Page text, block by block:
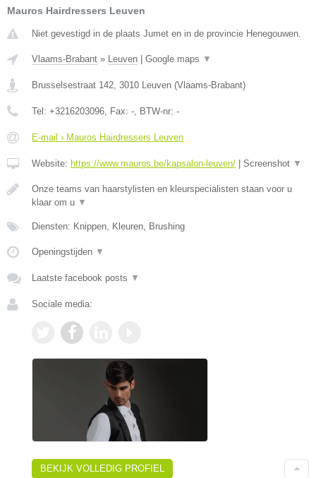
Mauros Hairdressers Leuven
Niet gevestigd in de plaats Jumet en in de provincie Henegouwen.
Vlaams-Brabant » Leuven | Google maps ▼
Brusselsestraat 142 3010 Leuven (Vlaams-Brabant)
Tel: +3216203096 , Fax: - , BTW-nr: -
E-mail › Mauros Hairdressers Leuven
Website: https://www.mauros.be/kapsalon-leuven/ | Screenshot ▼
Onze teams van haarstylisten en kleurspecialisten staan voor u
klaar om u ▼
Diensten: Knippen, Kleuren, Brushing
Openingstijden ▼
Laatste facebook posts ▼
Sociale media:
BEKIJK VOLLEDIG PROFIEL